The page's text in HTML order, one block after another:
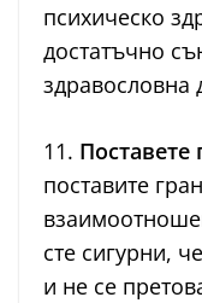
психическо
достатъчно
здравословна
11. Поставете
поставите
сте сигурни,
и не се